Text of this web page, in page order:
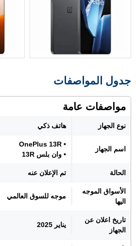
جدول المواصفات
مواصفات عامة
نوع الجهاز هاتف ذكي
اسم الجهاز
• OnePlus 13R
• وان بلس 13R
الحالة تم الإعلان عنه
الأسواق الموجه
اليها
موجه للسوق العالمي
تاريخ اعلان عن
الجهاز
يناير 2025